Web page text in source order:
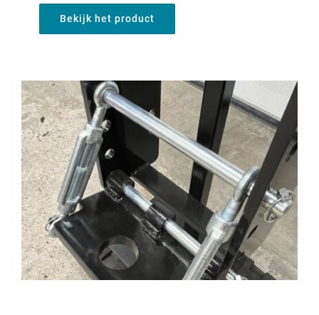
Bekijk het product